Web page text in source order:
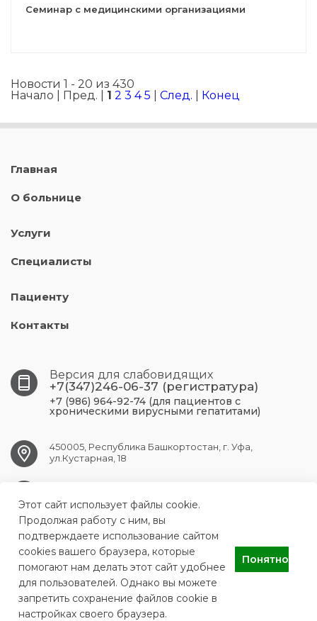
Семинар с медицинскими организациями
Новости 1 - 20 из 430
Начало | Пред. | 1 2 3 4 5 След. Конец
Главная
О больнице
Услуги
Специалисты
Пациенту
Контакты
Версия для слабовидящих
+7(347)246-06-37 (регистратура)
+7 (986) 964-92-74 (для пациентов с
хроническими вирусными гепатитами)
450005, Республика Башкортостан, г. Уфа,
ул.Кустарная, 18
ГБУЗ Республиканский центр по профилактике и борьбе со
СПИДом и инфекционными заболеваниями
Этот сайт использует файлы cookie.
Продолжая работу с ним, вы
подтверждаете использование сайтом
cookies вашего браузера, которые
помогают нам делать этот сайт удобнее
для пользователей. Однако вы можете
запретить сохранение файлов cookie в
настройках своего браузера.
Понятно